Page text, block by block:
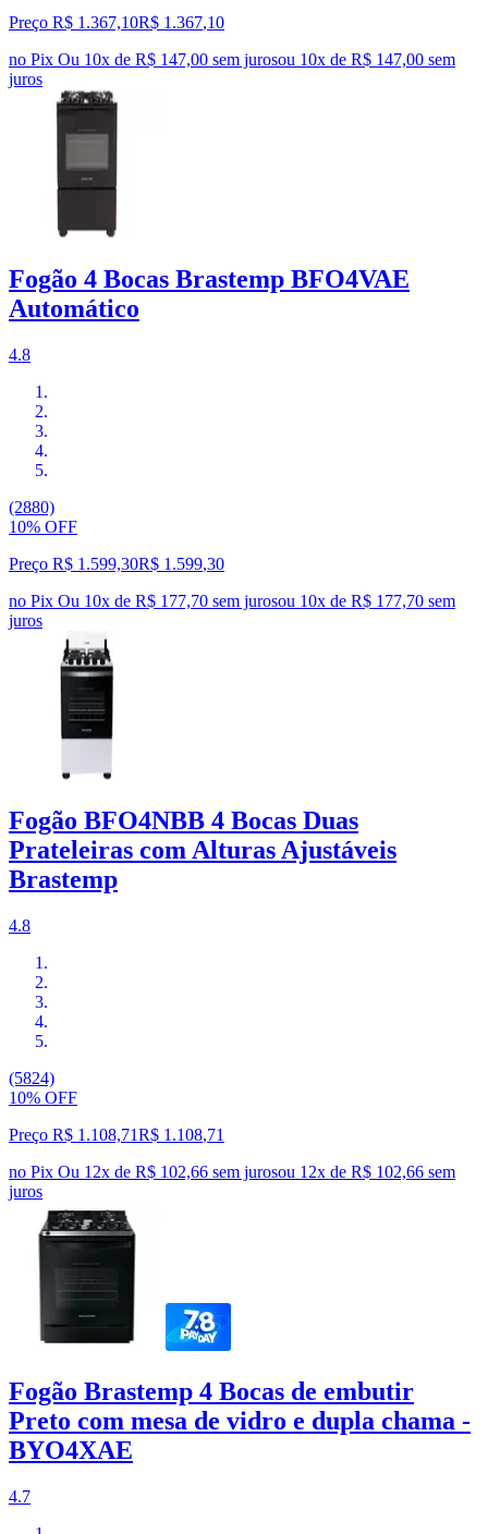
Preço R$ 1.367,10R$ 1.367,10
no Pix Ou 10x de R$ 147,00 sem jurosou 10x de R$ 147,00 sem
juros
Fogão 4 Bocas Brastemp BFO4VAE
Automático
4.8
(2880)
10% OFF
Preço R$ 1.599,30R$ 1.599,30
no Pix Ou 10x de R$ 177,70 sem jurosou 10x de R$ 177,70 sem
juros
Fogão BFO4NBB 4 Bocas Duas
Prateleiras com Alturas Ajustáveis
Brastemp
4.8
(5824)
10% OFF
Preço R$ 1.108,71R$ 1.108,71
no Pix Ou 12x de R$ 102,66 sem jurosou 12x de R$ 102,66 sem
juros
Fogão Brastemp 4 Bocas de embutir
Preto com mesa de vidro e dupla chama -
BYO4XAE
4.7